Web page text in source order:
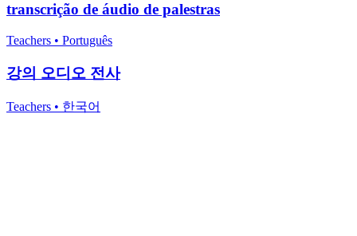
transcrição de áudio de palestras
Teachers • Português
강의 오디오 전사
Teachers • 한국어